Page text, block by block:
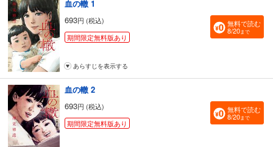
血の轍 1
693円 (税込)
期間限定無料版あり
無料で読む
8/20まで
あらすじを表示する
血の轍 2
693円 (税込)
期間限定無料版あり
無料で読む
8/20まで